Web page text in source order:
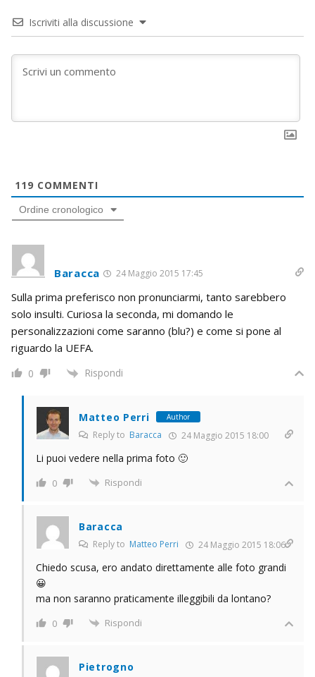
Iscriviti alla discussione
119 COMMENTI
Ordine cronologico
Baracca 24 Maggio 2015 17:45
Sulla prima preferisco non pronunciarmi, tanto sarebbero
solo insulti. Curiosa la seconda, mi domando le
personalizzazioni come saranno (blu?) e come si pone al
riguardo la UEFA.
0 Rispondi
Matteo Perri Author
Reply to Baracca 24 Maggio 2015 18:00
Li puoi vedere nella prima foto 🙂
0 Rispondi
Baracca
Reply to Matteo Perri 24 Maggio 2015 18:06
Chiedo scusa, ero andato direttamente alle foto grandi
😀
ma non saranno praticamente illeggibili da lontano?
0 Rispondi
Pietrogno